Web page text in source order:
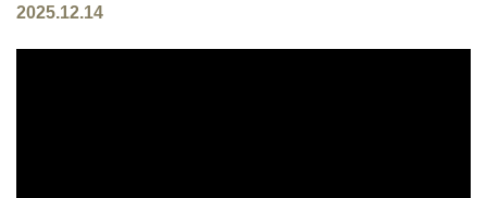
2025.12.14